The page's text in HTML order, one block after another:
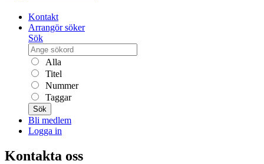
Kontakt
Arrangör söker
Sök
Alla
Titel
Nummer
Taggar
Sök
Bli medlem
Logga in
Kontakta oss